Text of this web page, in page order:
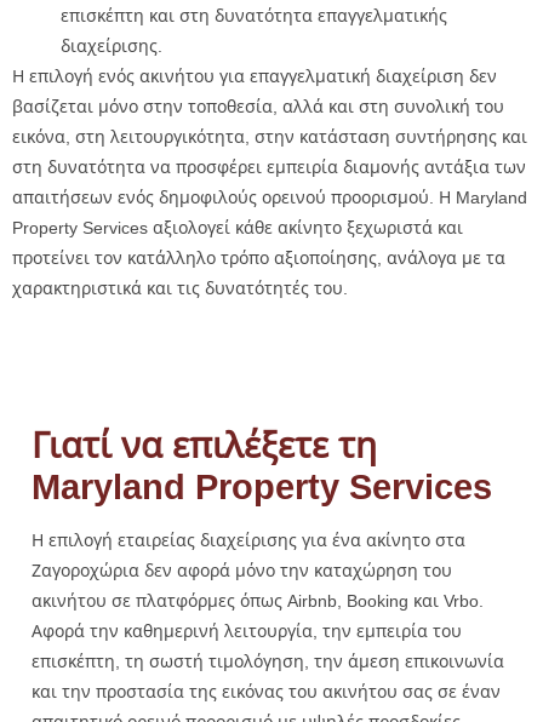
επισκέπτη και στη δυνατότητα επαγγελματικής
διαχείρισης.
Η επιλογή ενός ακινήτου για επαγγελματική διαχείριση δεν
βασίζεται μόνο στην τοποθεσία, αλλά και στη συνολική του
εικόνα, στη λειτουργικότητα, στην κατάσταση συντήρησης και
στη δυνατότητα να προσφέρει εμπειρία διαμονής αντάξια των
απαιτήσεων ενός δημοφιλούς ορεινού προορισμού. Η Maryland
Property Services αξιολογεί κάθε ακίνητο ξεχωριστά και
προτείνει τον κατάλληλο τρόπο αξιοποίησης, ανάλογα με τα
χαρακτηριστικά και τις δυνατότητές του.
Γιατί να επιλέξετε τη
Maryland Property Services
Η επιλογή εταιρείας διαχείρισης για ένα ακίνητο στα
Ζαγοροχώρια δεν αφορά μόνο την καταχώρηση του
ακινήτου σε πλατφόρμες όπως Airbnb, Booking και Vrbo.
Αφορά την καθημερινή λειτουργία, την εμπειρία του
επισκέπτη, τη σωστή τιμολόγηση, την άμεση επικοινωνία
και την προστασία της εικόνας του ακινήτου σας σε έναν